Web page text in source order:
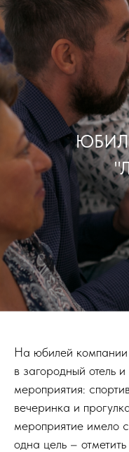
На юбилей
в загородный отель
мероприятия:
вечеринка и
мероприятие имело
одна цель –